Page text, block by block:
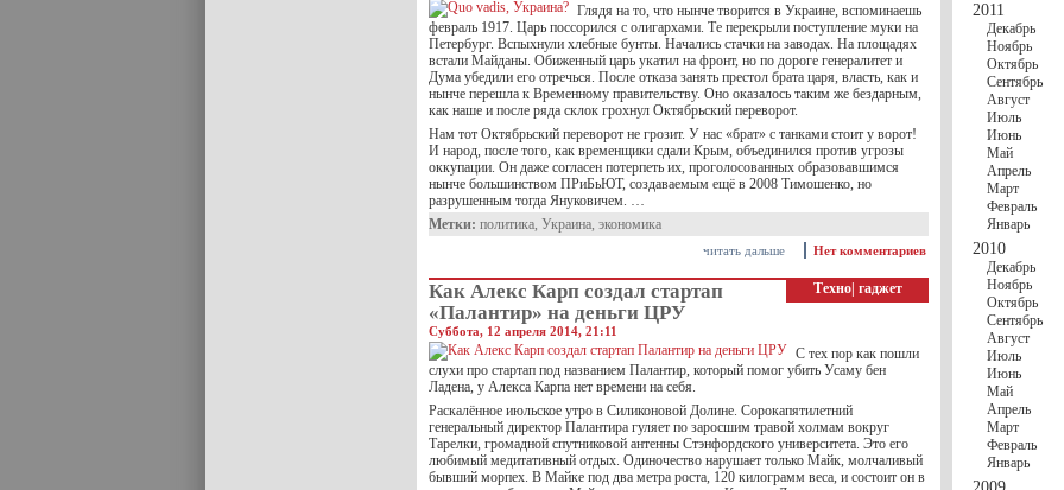
Глядя на то, что нынче творится в Украине, вспоминаешь
февраль 1917. Царь поссорился с олигархами. Те перекрыли поступление муки на
Петербург. Вспыхнули хлебные бунты. Начались стачки на заводах. На площадях
встали Майданы. Обиженный царь укатил на фронт, но по дороге генералитет и
Дума убедили его отречься. После отказа занять престол брата царя, власть, как и
нынче перешла к Временному правительству. Оно оказалось таким же бездарным,
как наше и после ряда склок грохнул Октябрьский переворот.
Нам тот Октябрьский переворот не грозит. У нас «брат» с танками стоит у ворот!
И народ, после того, как временщики сдали Крым, объединился против угрозы
оккупации. Он даже согласен потерпеть их, проголосованных образовавшимся
нынче большинством ПРиБьЮТ, создаваемым ещё в 2008 Тимошенко, но
разрушенным тогда Януковичем. …
Метки: политика, Украина, экономика
Нет комментариев
читать дальше
Техно| гаджет
Как Алекс Карп создал стартап
«Палантир» на деньги ЦРУ
Суббота, 12 апреля 2014, 21:11
C тех пор как пошли
слухи про стартап под названием Палантир, который помог убить Усаму бен
Ладена, у Алекса Карпа нет времени на себя.
Раскалённое июльское утро в Силиконовой Долине. Сорокапятилетний
генеральный директор Палантира гуляет по заросшим травой холмам вокруг
Тарелки, громадной спутниковой антенны Стэнфордского университета. Это его
любимый медитативный отдых. Одиночество нарушает только Майк, молчаливый
бывший морпех. В Майке под два метра роста, 120 килограмм веса, и состоит он в
2011
Декабрь
Ноябрь
Октябрь
Сентябрь
Август
Июль
Июнь
Май
Апрель
Март
Февраль
Январь
2010
Декабрь
Ноябрь
Октябрь
Сентябрь
Август
Июль
Июнь
Май
Апрель
Март
Февраль
Январь